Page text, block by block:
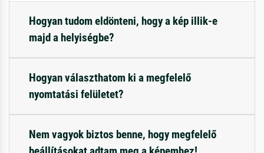
Hogyan tudom eldönteni, hogy a kép illik-e
majd a helyiségbe?
Hogyan választhatom ki a megfelelő
nyomtatási felületet?
Nem vagyok biztos benne, hogy megfelelő